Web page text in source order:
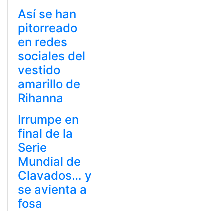
Así se han
pitorreado
en redes
sociales del
vestido
amarillo de
Rihanna
Irrumpe en
final de la
Serie
Mundial de
Clavados… y
se avienta a
fosa